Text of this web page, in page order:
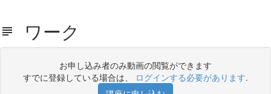
ワーク
お申し込み者のみ動画の閲覧ができます
すでに登録している場合は、 ログインする必要があります.